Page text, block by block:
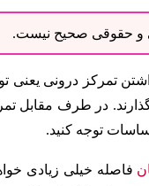
و حقوقی صحیح نیست.
تمرکز درونی یعنی
در طرف مقابل
توجه کنید.
فاصله خیلی زیادی